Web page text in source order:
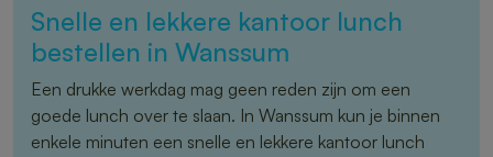
Snelle en lekkere kantoor lunch
bestellen in Wanssum
Een drukke werkdag mag geen reden zijn om een
goede lunch over te slaan. In Wanssum kun je binnen
enkele minuten een snelle en lekkere kantoor lunch